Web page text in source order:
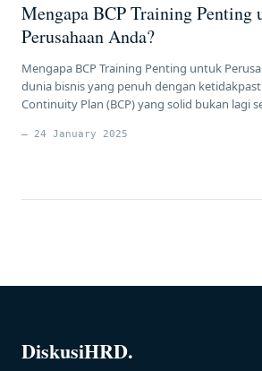
Mengapa BCP Training Penting
Perusahaan Anda?
Mengapa BCP Training Penting untuk
dunia bisnis yang penuh dengan
Continuity Plan (BCP) yang solid bukan lagi
pemimpin perusahaan, Anda tentu
— 24 January 2025
DiskusiHRD.